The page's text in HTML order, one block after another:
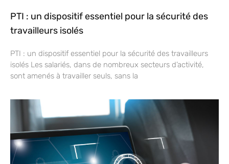
PTI : un dispositif essentiel pour la sécurité des
travailleurs isolés
PTI : un dispositif essentiel pour la sécurité des travailleurs
isolés Les salariés, dans de nombreux secteurs d’activité,
sont amenés à travailler seuls, sans la